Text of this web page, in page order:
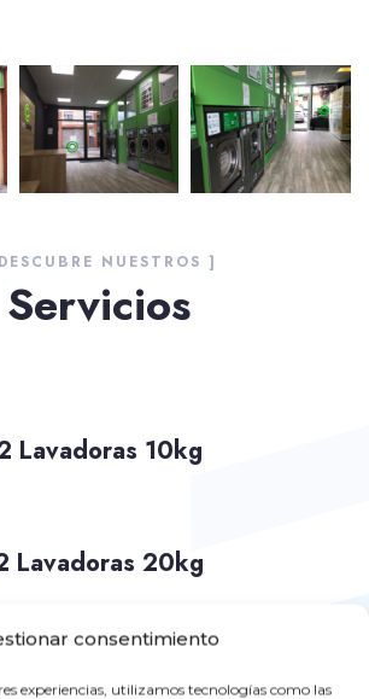
consentimiento
experiencias, utilizamos tecnologías como las
NUESTROS ]
Servicios
Lavadoras 10kg
Lavadoras 20kg
2 Secadoras